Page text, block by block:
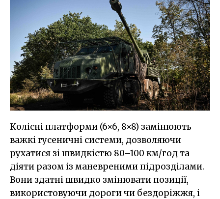
Колісні платформи (6×6, 8×8) замінюють
важкі гусеничні системи, дозволяючи
рухатися зі швидкістю 80–100 км/год та
діяти разом із маневреними підрозділами.
Вони здатні швидко змінювати позиції,
використовуючи дороги чи бездоріжжя, і